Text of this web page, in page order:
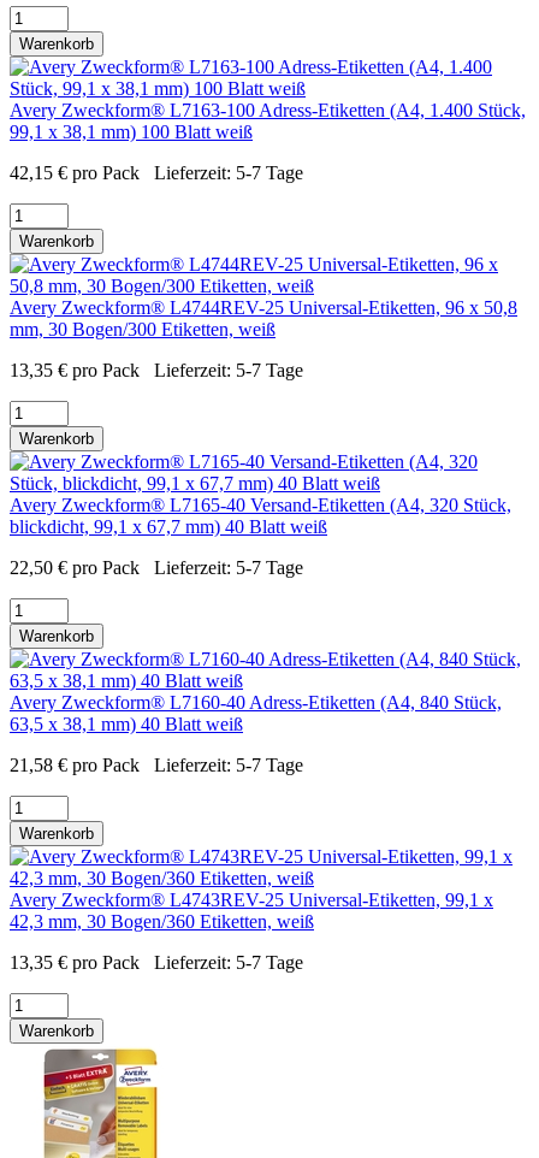
Warenkorb
Avery Zweckform® L7163-100 Adress-Etiketten (A4, 1.400 Stück,
99,1 x 38,1 mm) 100 Blatt weiß
42,15 € pro Pack Lieferzeit: 5-7 Tage
Warenkorb
Avery Zweckform® L4744REV-25 Universal-Etiketten, 96 x 50,8
mm, 30 Bogen/300 Etiketten, weiß
13,35 € pro Pack Lieferzeit: 5-7 Tage
Warenkorb
Avery Zweckform® L7165-40 Versand-Etiketten (A4, 320 Stück,
blickdicht, 99,1 x 67,7 mm) 40 Blatt weiß
22,50 € pro Pack Lieferzeit: 5-7 Tage
Warenkorb
Avery Zweckform® L7160-40 Adress-Etiketten (A4, 840 Stück,
63,5 x 38,1 mm) 40 Blatt weiß
21,58 € pro Pack Lieferzeit: 5-7 Tage
Warenkorb
Avery Zweckform® L4743REV-25 Universal-Etiketten, 99,1 x
42,3 mm, 30 Bogen/360 Etiketten, weiß
13,35 € pro Pack Lieferzeit: 5-7 Tage
Warenkorb